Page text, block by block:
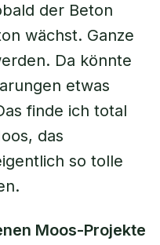
der Beton
wächst. Ganze
Da könnte
etwas
finde ich total
das
so tolle
Moos-Projekte